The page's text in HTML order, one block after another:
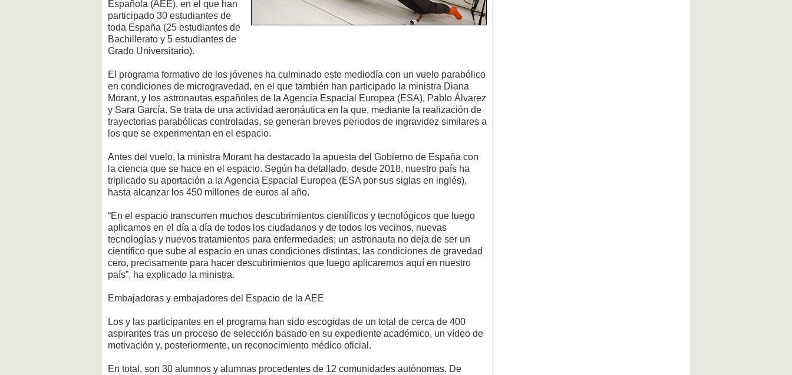
Española (AEE), en el que han
participado 30 estudiantes de
toda España (25 estudiantes de
Bachillerato y 5 estudiantes de
Grado Universitario).
El programa formativo de los jóvenes ha culminado este mediodía con un vuelo parabólico
en condiciones de microgravedad, en el que también han participado la ministra Diana
Morant, y los astronautas españoles de la Agencia Espacial Europea (ESA), Pablo Álvarez
y Sara García. Se trata de una actividad aeronáutica en la que, mediante la realización de
trayectorias parabólicas controladas, se generan breves periodos de ingravidez similares a
los que se experimentan en el espacio.
Antes del vuelo, la ministra Morant ha destacado la apuesta del Gobierno de España con
la ciencia que se hace en el espacio. Según ha detallado, desde 2018, nuestro país ha
triplicado su aportación a la Agencia Espacial Europea (ESA por sus siglas en inglés),
hasta alcanzar los 450 millones de euros al año.
“En el espacio transcurren muchos descubrimientos científicos y tecnológicos que luego
aplicamos en el día a día de todos los ciudadanos y de todos los vecinos, nuevas
tecnologías y nuevos tratamientos para enfermedades; un astronauta no deja de ser un
científico que sube al espacio en unas condiciones distintas, las condiciones de gravedad
cero, precisamente para hacer descubrimientos que luego aplicaremos aquí en nuestro
país”, ha explicado la ministra.
Embajadoras y embajadores del Espacio de la AEE
Los y las participantes en el programa han sido escogidas de un total de cerca de 400
aspirantes tras un proceso de selección basado en su expediente académico, un vídeo de
motivación y, posteriormente, un reconocimiento médico oficial.
En total, son 30 alumnos y alumnas procedentes de 12 comunidades autónomas. De